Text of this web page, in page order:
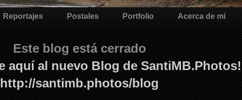
Reportajes Postales Portfolio Acerca de mí
Este blog está cerrado
aquí al nuevo Blog de SantiMB.Photos!
http://santimb.photos/blog